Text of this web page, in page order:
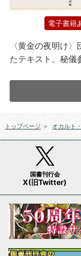
電子書籍
〈黄金の夜明け
たテキスト。秘儀
トップページ ＞ オカルト
国書刊行会
X(旧Twitter)